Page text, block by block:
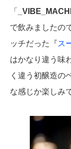
「
で飲みましたの
ッチだった『ス
はかなり違う味
く違う初醸造の
な感じか楽しみ